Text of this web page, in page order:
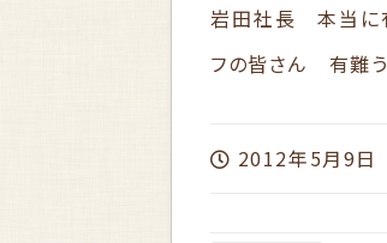
岩田社長 本当に
フの皆さん 有難う
2012年5月9日